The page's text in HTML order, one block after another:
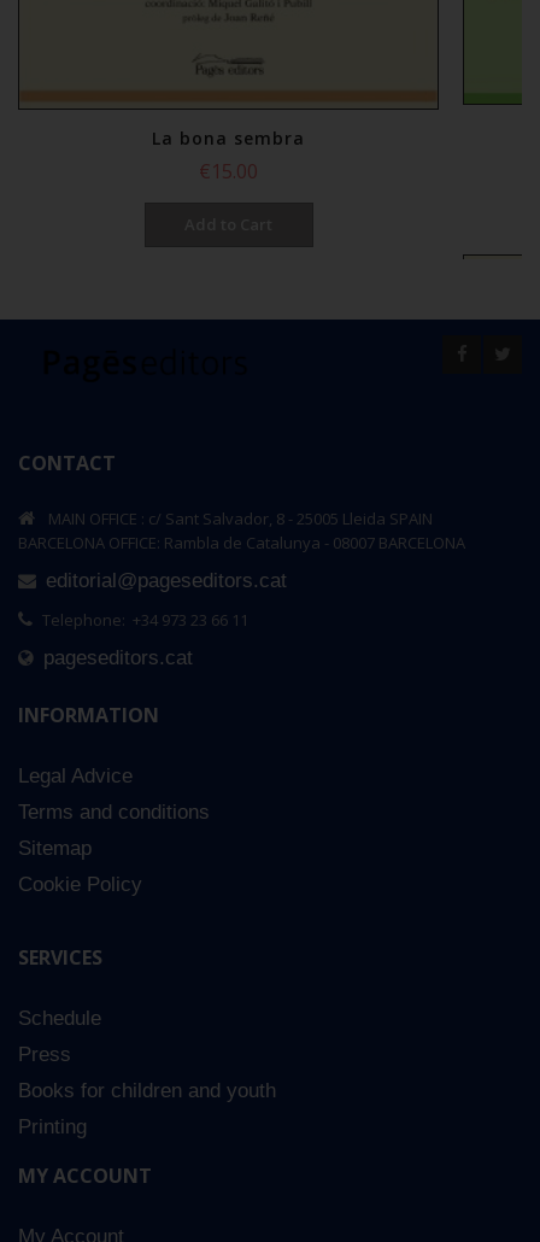
La bona sembra
€15.00
CONTACT
MAIN OFFICE : c/ Sant Salvador, 8 - 25005 Lleida SPAIN
BARCELONA OFFICE: Rambla de Catalunya - 08007 BARCELONA
editorial@pageseditors.cat
Telephone: +34 973 23 66 11
pageseditors.cat
INFORMATION
Legal Advice
Terms and conditions
Sitemap
Cookie Policy
SERVICES
Schedule
Press
Books for children and youth
Printing
MY ACCOUNT
My Account